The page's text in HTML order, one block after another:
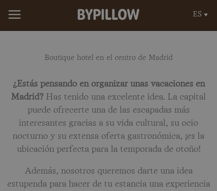
ES
Boutique hotel en el centro de Madrid
¿Estás pensando en organizar unas vacaciones en
Madrid? Has tenido una excelente idea. La capital
puede ofrecerte una de las escapadas más
interesantes gracias a su vida cultural, su ocio
nocturno y su extensa oferta gastronómica, ¡es la
ubicación perfecta para la temporada de otoño!
Además, nosotros queremos darte una idea
estupenda para hacer de tu estancia una experiencia